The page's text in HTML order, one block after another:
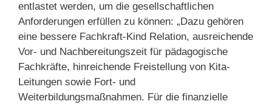
entlastet werden, um die gesellschaftlichen
Anforderungen erfüllen zu können: „Dazu gehören
eine bessere Fachkraft-Kind Relation, ausreichende
Vor- und Nachbereitungszeit für pädagogische
Fachkräfte, hinreichende Freistellung von Kita-
Leitungen sowie Fort- und
Weiterbildungsmaßnahmen. Für die finanzielle